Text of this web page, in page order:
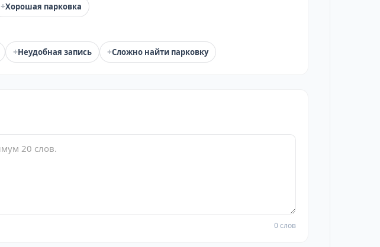
+Хорошая парковка
+Неудобная запись +Сложно найти парковку
0 слов